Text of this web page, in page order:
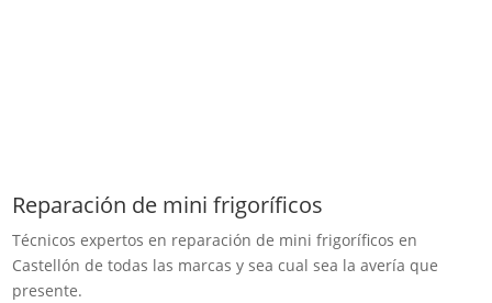
Reparación de mini frigoríficos
Técnicos expertos en reparación de mini frigoríficos en
Castellón de todas las marcas y sea cual sea la avería que
presente.